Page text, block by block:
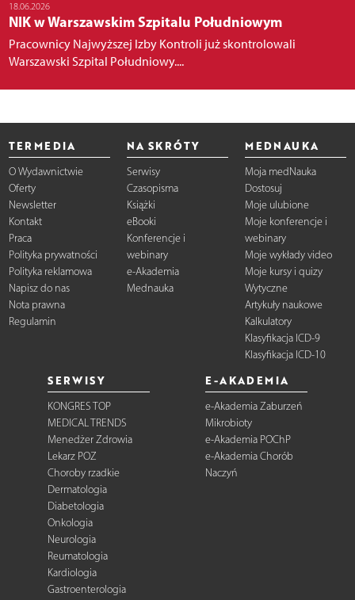
18.06.2026
NIK w Warszawskim Szpitalu Południowym
Pracownicy Najwyższej Izby Kontroli już skontrolowali
Warszawski Szpital Południowy....
TERMEDIA
O Wydawnictwie
Oferty
Newsletter
Kontakt
Praca
Polityka prywatności
Polityka reklamowa
Napisz do nas
Nota prawna
Regulamin
NA SKRÓTY
Serwisy
Czasopisma
Książki
eBooki
Konferencje i
webinary
e-Akademia
Mednauka
MEDNAUKA
Moja medNauka
Dostosuj
Moje ulubione
Moje konferencje i
webinary
Moje wykłady video
Moje kursy i quizy
Wytyczne
Artykuły naukowe
Kalkulatory
Klasyfikacja ICD-9
Klasyfikacja ICD-10
SERWISY
KONGRES TOP
MEDICAL TRENDS
Menedżer Zdrowia
Lekarz POZ
Choroby rzadkie
Dermatologia
Diabetologia
Onkologia
Neurologia
Reumatologia
Kardiologia
Gastroenterologia
E-AKADEMIA
e-Akademia Zaburzeń
Mikrobioty
e-Akademia POChP
e-Akademia Chorób
Naczyń